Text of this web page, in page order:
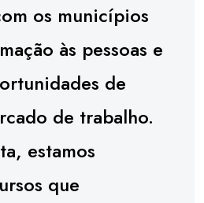
os municípios
às pessoas e
de
de trabalho.
estamos
que